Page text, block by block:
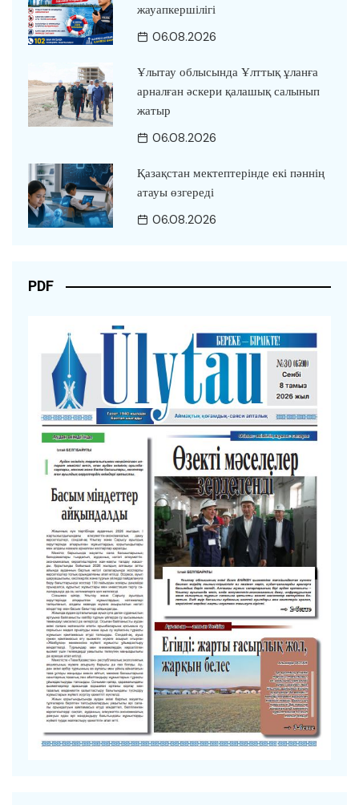
жауапкершілігі
06.08.2026
Ұлытау облысында Ұлттық ұланға
арналған әскери қалашық салынып
жатыр
06.08.2026
Қазақстан мектептерінде екі пәннің
атауы өзгереді
06.08.2026
PDF